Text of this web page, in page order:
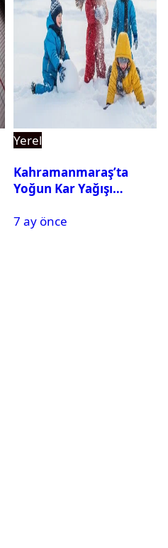
Yerel
Kahramanmaraş’ta
Yoğun Kar Yağışı
Tatil
7 ay önce